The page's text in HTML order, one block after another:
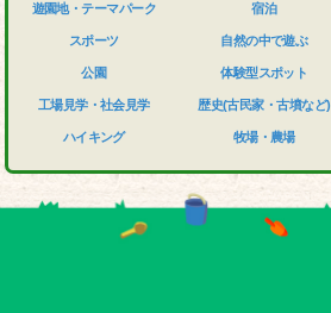
遊園地・テーマパーク
スポーツ
公園
工場見学・社会見学
ハイキング
宿泊
自然の中で遊ぶ
体験型スポット
歴史(古民家・古墳など)
牧場・農場